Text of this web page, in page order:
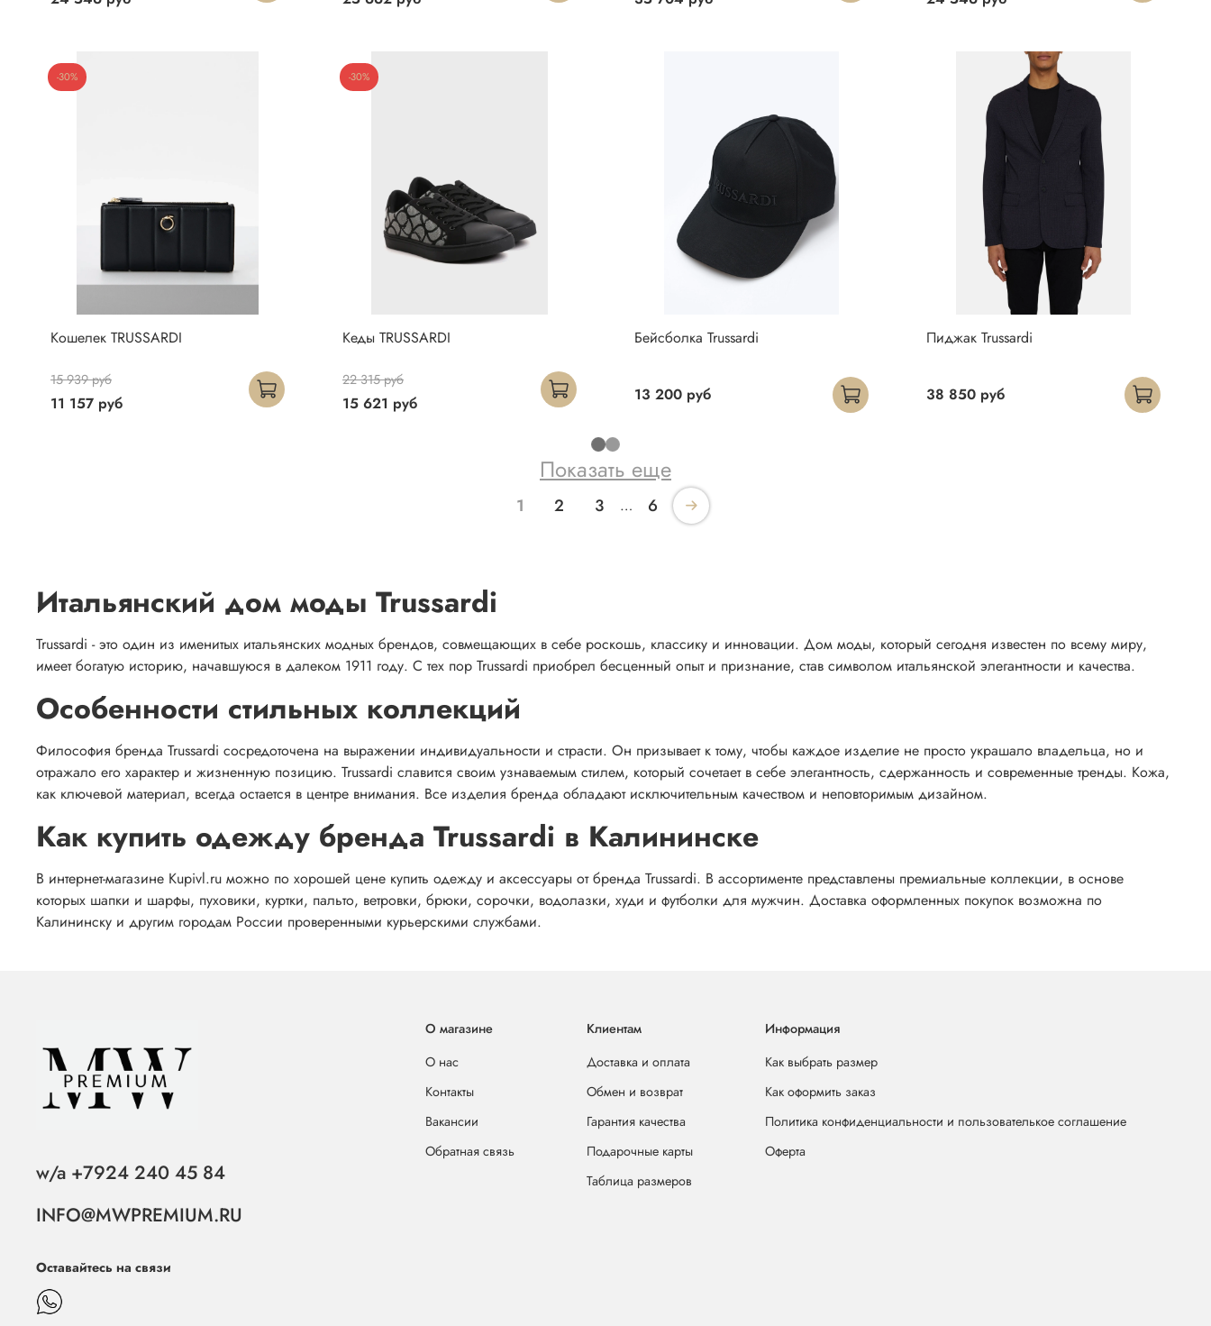
-30%
Кошелек TRUSSARDI
11 157 руб
15 939 руб
-30%
Кеды TRUSSARDI
15 621 руб
22 315 руб
Бейсболка Trussardi
13 200 руб
Пиджак Trussardi
38 850 руб
Показать еще
1 2 3 … 6
Итальянский дом моды Trussardi
Trussardi - это один из именитых итальянских модных брендов, совмещающих в себе роскошь, классику и инновации. Дом моды, который сегодня известен по всему миру,
имеет богатую историю, начавшуюся в далеком 1911 году. С тех пор Trussardi приобрел бесценный опыт и признание, став символом итальянской элегантности и качества.
Особенности стильных коллекций
Философия бренда Trussardi сосредоточена на выражении индивидуальности и страсти. Он призывает к тому, чтобы каждое изделие не просто украшало владельца, но и
отражало его характер и жизненную позицию. Trussardi славится своим узнаваемым стилем, который сочетает в себе элегантность, сдержанность и современные тренды. Кожа,
как ключевой материал, всегда остается в центре внимания. Все изделия бренда обладают исключительным качеством и неповторимым дизайном.
Как купить одежду бренда Trussardi в Калининске
В интернет-магазине Kupivl.ru можно по хорошей цене купить одежду и аксессуары от бренда Trussardi. В ассортименте представлены премиальные коллекции, в основе
которых шапки и шарфы, пуховики, куртки, пальто, ветровки, брюки, сорочки, водолазки, худи и футболки для мужчин. Доставка оформленных покупок возможна по
Калининску и другим городам России проверенными курьерскими службами.
О магазине
О нас
Контакты
Вакансии
Обратная связь
Клиентам
Доставка и оплата
Обмен и возврат
Гарантия качества
Подарочные карты
Таблица размеров
Информация
Как выбрать размер
Как оформить заказ
Политика конфиденциальности и пользователькое соглашение
Оферта
w/a +7924 240 45 84
INFO@MWPREMIUM.RU
Оставайтесь на связи